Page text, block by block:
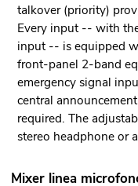
talkover (priority)
Every input -- with
input -- is equipped
front-panel 2-band
emergency signal
central
required. The
stereo headphone or
Mixer linea